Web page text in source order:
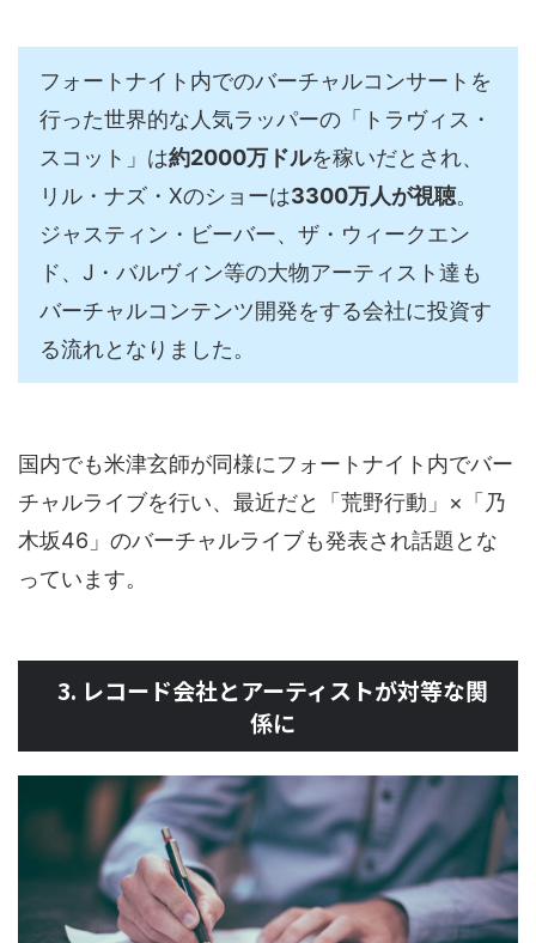
フォートナイト内でのバーチャルコンサートを
行った世界的な人気ラッパーの「トラヴィス・
スコット」は約2000万ドルを稼いだとされ、
リル・ナズ・Xのショーは3300万人が視聴。
ジャスティン・ビーバー、ザ・ウィークエン
ド、J・バルヴィン等の大物アーティスト達も
バーチャルコンテンツ開発をする会社に投資す
る流れとなりました。
国内でも米津玄師が同様にフォートナイト内でバー
チャルライブを行い、最近だと「荒野行動」×「乃
木坂46」のバーチャルライブも発表され話題とな
っています。
3. レコード会社とアーティストが対等な関
係に